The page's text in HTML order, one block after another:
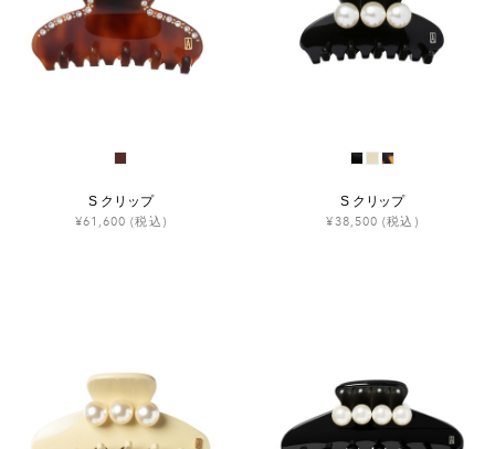
S クリップ
¥61,600 (税込)
S クリップ
¥38,500 (税込)